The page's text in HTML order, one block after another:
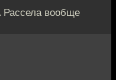
вообще